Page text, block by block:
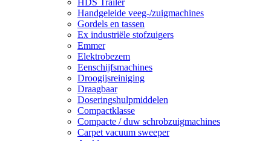
Handgeleide veeg-/zuigmachines
Gordels en tassen
Ex industriële stofzuigers
Emmer
Elektrobezem
Eenschijfsmachines
Droogijsreiniging
Draagbaar
Doseringshulpmiddelen
Compactklasse
Compacte / duw schrobzuigmachines
Carpet vacuum sweeper